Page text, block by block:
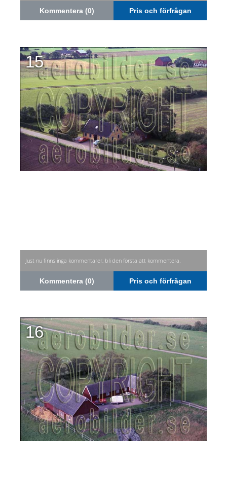
Kommentera (0) Pris och förfrågan
15
Just nu finns inga kommentarer, bli den första att kommentera.
Kommentera (0) Pris och förfrågan
16